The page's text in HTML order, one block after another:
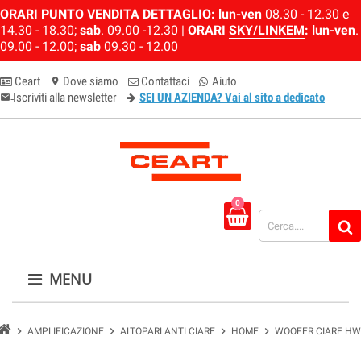
ORARI PUNTO VENDITA DETTAGLIO: lun-ven 08.30 - 12.30 e
14.30 - 18.30; sab. 09.00 -12.30 | ORARI SKY/LINKEM: lun-ven.
09.00 - 12.00; sab 09.30 - 12.00
Ceart location_on Dove siamo Contattaci Aiuto
email-newsletter
Iscriviti alla newsletter SEI UN AZIENDA? Vai al sito a dedicato
0
MENU
chevron_right AMPLIFICAZIONE chevron_right ALTOPARLANTI CIARE chevron_right HOME chevron_right WOOFER CIARE